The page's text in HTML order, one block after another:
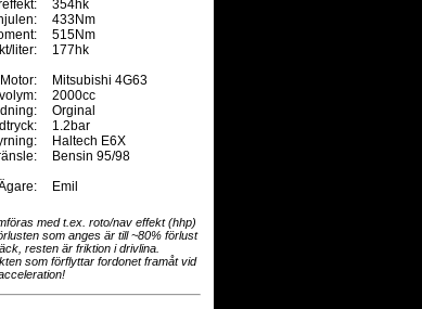
354hk
433Nm
515Nm
liter:
177hk
Motor:
Mitsubishi 4G63
2000cc
Orginal
1.2bar
Haltech E6X
Bensin 95/98
Emil
med t.ex. roto/nav effekt (hhp)
som anges är till ~80% förlust
resten är friktion i drivlina.
som förflyttar fordonet framåt vid